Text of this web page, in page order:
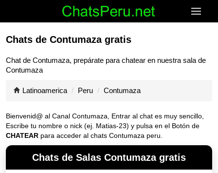
Chats de Contumaza gratis
Chat de Contumaza, prepárate para chatear en nuestra sala de
Contumaza
Latinoamerica Peru Contumaza
Bienvenid@ al Canal Contumaza , Entrar al chat es muy sencillo,
Escribe tu nombre o nick (ej. Matias-23) y pulsa en el Botón de
CHATEAR para acceder al chats Contumaza peru.
Chats de Salas Contumaza gratis